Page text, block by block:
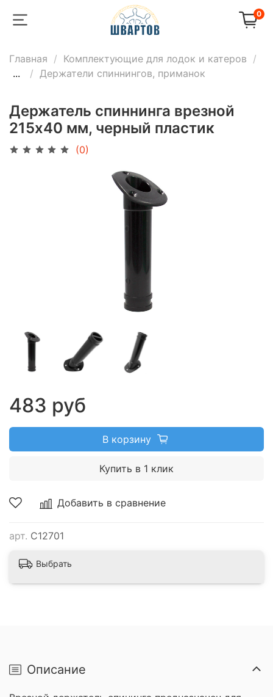
0
Главная
Комплектующие для лодок и катеров
...
Держатели спиннингов, приманок
Держатель спиннинга врезной
215х40 мм, черный пластик
(0)
Добавить в сравнение
арт. C12701
483 руб
В корзину
Купить в 1 клик
Выбрать
Описание